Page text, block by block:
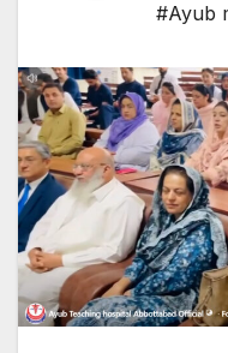
#Ayub